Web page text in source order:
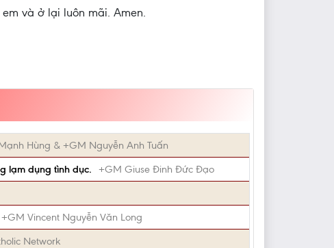
và ở lại luôn mãi. Amen.
Hùng & +GM Nguyễn Anh Tuấn
lạm dụng tình dục.
+GM Giuse Đinh Đức Đạo
+GM Vincent Nguyễn Văn Long
Network